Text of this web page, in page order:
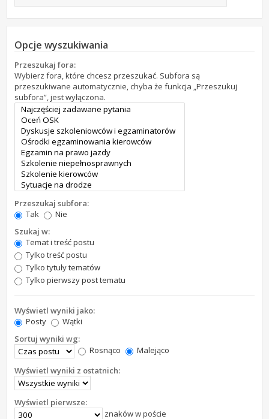
Opcje wyszukiwania
Przeszukaj fora:
Wybierz fora, które chcesz przeszukać. Subfora są
przeszukiwane automatycznie, chyba że funkcja „Przeszukuj
subfora”, jest wyłączona.
Przeszukaj subfora:
Tak
Nie
Szukaj w:
Temat i treść postu
Tylko treść postu
Tylko tytuły tematów
Tylko pierwszy post tematu
Wyświetl wyniki jako:
Posty
Wątki
Sortuj wyniki wg:
Rosnąco
Malejąco
Wyświetl wyniki z ostatnich:
Wyświetl pierwsze:
znaków w poście